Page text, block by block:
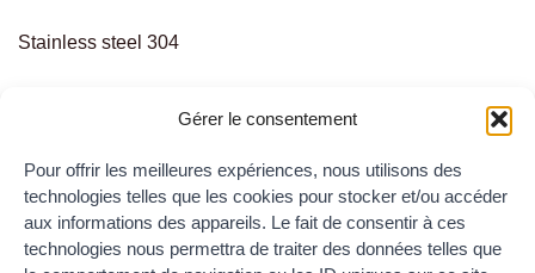
Gérer le consentement
Pour offrir les meilleures expériences, nous utilisons des
technologies telles que les cookies pour stocker et/ou accéder
aux informations des appareils. Le fait de consentir à ces
technologies nous permettra de traiter des données telles que
Stainless steel 304
Add to
Add to
the